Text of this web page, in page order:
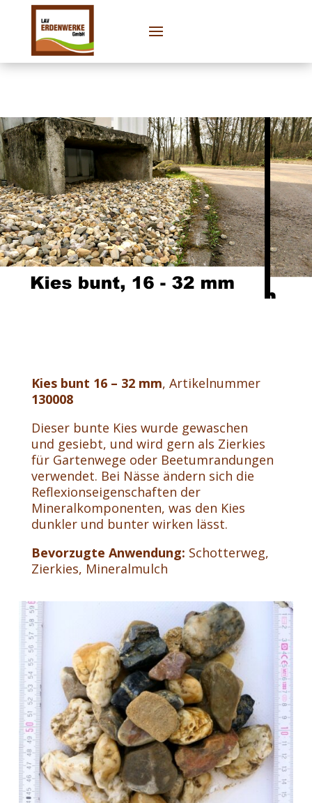
Kies bunt 16 – 32 mm, Artikelnummer
130008
Dieser bunte Kies wurde gewaschen
und gesiebt, und wird gern als Zierkies
für Gartenwege oder Beetumrandungen
verwendet. Bei Nässe ändern sich die
Reflexionseigenschaften der
Mineralkomponenten, was den Kies
dunkler und bunter wirken lässt.
Bevorzugte Anwendung: Schotterweg,
Zierkies, Mineralmulch